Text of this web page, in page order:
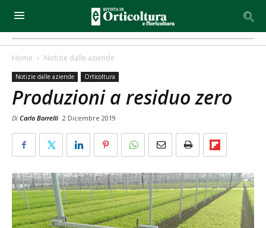
Home Notizie dalle aziende
Notizie dalle aziende Orticoltura
Produzioni a residuo zero
Di Carlo Borrelli 2 Dicembre 2019